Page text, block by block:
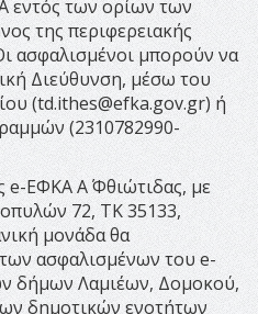
εντός των ορίων των
της περιφερειακής
ασφαλισμένοι μπορούν να
Διεύθυνση, μέσω του
(td.ithes@efka.gov.gr) ή
(2310782990-
e-ΕΦΚΑ Α΄ Φθιώτιδας, με
72, ΤΚ 35133,
μονάδα θα
ασφαλισμένων του e-
δήμων Λαμιέων, Δομοκού,
δημοτικών ενοτήτων